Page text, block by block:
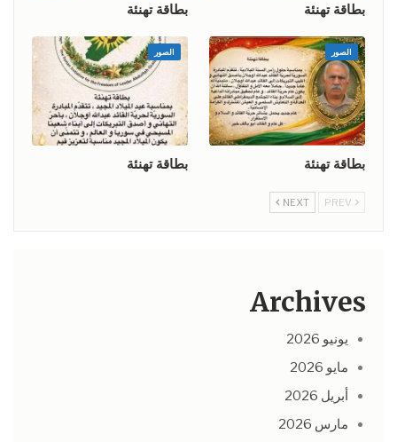
بطاقة تهنئة بطاقة تهنئة
الصور
بطاقة تهنئة
الصور
بطاقة تهنئة
NEXT
Archives
يونيو 2026
مايو 2026
أبريل 2026
مارس 2026